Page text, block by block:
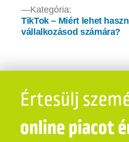
Bejegyzés
navigáció
Kategória:
TikTok – Miért lehet
vállalkozásod számára?
Értesülj
online piacot